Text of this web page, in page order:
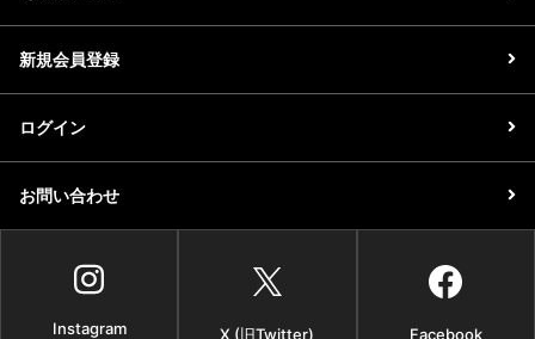
新規会員登録
ログイン
お問い合わせ
Instagram X (旧Twitter) Facebook